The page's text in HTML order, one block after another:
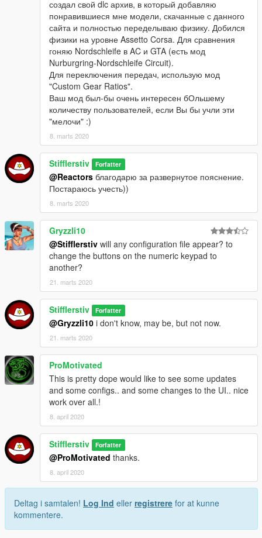
создал свой dlc архив, в который добавляю
понравившиеся мне модели, скачанные с данного
сайта и полностью переделываю физику. Добился
физики на уровне Assetto Corsa. Для сравнения
гоняю Nordschleife в AC и GTA (есть мод
Nurburgring-Nordschleife Circuit).
Для переключения передач, использую мод
"Custom Gear Ratios".
Ваш мод был-бы очень интересен бОльшему
количеству пользователей, если Вы бы учли эти
"мелочи" :)
8. marts 2020
Stifflerstiv Forfatter
@Reactors благодарю за развернутое пояснение.
Постараюсь учесть))
8. marts 2020
Gryzzli10
@Stifflerstiv will any configuration file appear? to
change the buttons on the numeric keypad to
another?
21. marts 2020
Stifflerstiv Forfatter
@Gryzzli10 i don't know, may be, but not now.
21. marts 2020
ProMotivated
This is pretty dope would like to see some updates
and some configs.. and some changes to the UI.. nice
work over all.!
8. april 2020
Stifflerstiv Forfatter
@ProMotivated thanks.
8. april 2020
Deltag i samtalen! Log Ind eller registrere for at kunne
kommentere.